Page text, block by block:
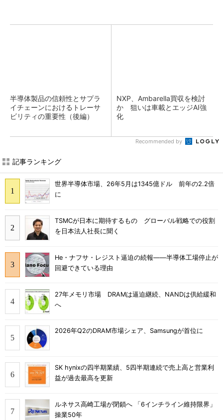
半導体製品の信頼性とサプラ
イチェーンにおけるトレーサ
ビリティの重要性（後編）
NXP、Ambarella買収を検討
か 狙いは車載とエッジAI強
化
Recommended by
記事ランキング
世界半導体市場、26年5月は1345億ドル 前年の2.2倍
に
TSMCが日本に期待するもの グローバル戦略での役割
を日本法人社長に聞く
He・ナフサ・レジスト逼迫の続報――半導体工場停止が
回避できている理由
27年メモリ市場 DRAMは逼迫継続、NANDは供給緩和
へ
2026年Q2のDRAM市場シェア、Samsungが首位に
SK hynixの四半期業績、5四半期連続で売上高と営業利
益が過去最高を更新
ルネサス高崎工場が閉鎖へ 「6インチライン維持限界」
操業50年